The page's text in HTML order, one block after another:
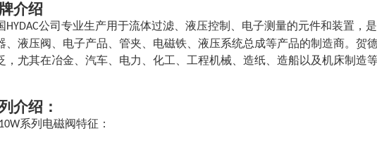
介绍
HYDAC公司专业生产用于流体过滤、液压控制、电子测量的元件和装置，
、液压阀、电子产品、管夹、电磁铁、液压系统总成等产品的制造商。贺
，尤其在冶金、汽车、电力、化工、工程机械、造纸、造船以及机床制造
介绍：
系列电磁阀特征：